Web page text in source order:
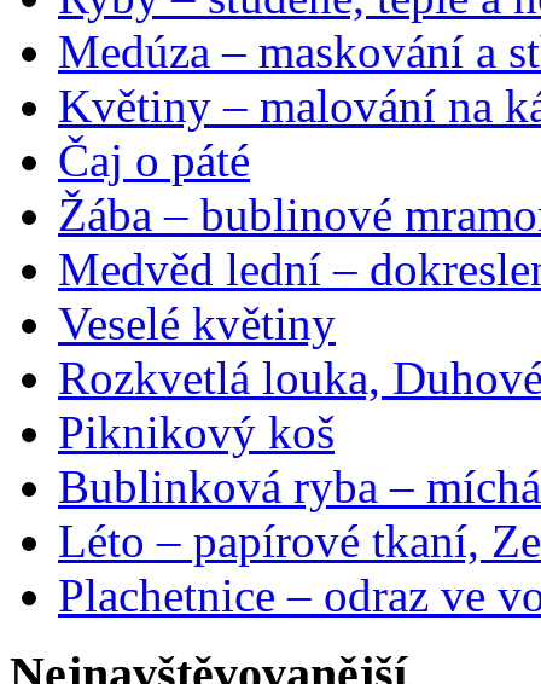
Medúza – maskování a
Květiny – malování na
Čaj o páté
Žába – bublinové
Medvěd lední –
Veselé květiny
Rozkvetlá louka,
Piknikový koš
Bublinková ryba –
Léto – papírové tkaní,
Plachetnice – odraz ve